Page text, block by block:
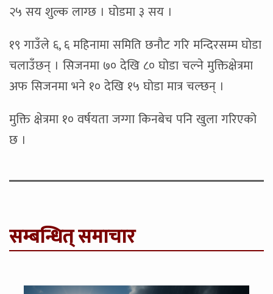
२५ सय शुल्क लाग्छ । घोडमा ३ सय ।
१९ गाउँले ६, ६ महिनामा समिति छनौट गरि मन्दिरसम्म घोडा
चलाउँछन् । सिजनमा ७० देखि ८० घोडा चल्ने मुक्तिक्षेत्रमा
अफ सिजनमा भने १० देखि १५ घोडा मात्र चल्छन् ।
मुक्ति क्षेत्रमा १० वर्षयता जग्गा किनबेच पनि खुला गरिएको
छ ।
सम्बन्धित् समाचार